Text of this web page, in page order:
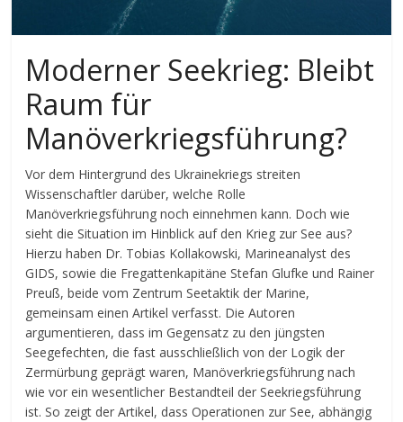
Moderner Seekrieg: Bleibt
Raum für
Manöverkriegsführung?
Vor dem Hintergrund des Ukrainekriegs streiten
Wissenschaftler darüber, welche Rolle
Manöverkriegsführung noch einnehmen kann. Doch wie
sieht die Situation im Hinblick auf den Krieg zur See aus?
Hierzu haben Dr. Tobias Kollakowski, Marineanalyst des
GIDS, sowie die Fregattenkapitäne Stefan Glufke und Rainer
Preuß, beide vom Zentrum Seetaktik der Marine,
gemeinsam einen Artikel verfasst. Die Autoren
argumentieren, dass im Gegensatz zu den jüngsten
Seegefechten, die fast ausschließlich von der Logik der
Zermürbung geprägt waren, Manöverkriegsführung nach
wie vor ein wesentlicher Bestandteil der Seekriegsführung
ist. So zeigt der Artikel, dass Operationen zur See, abhängig